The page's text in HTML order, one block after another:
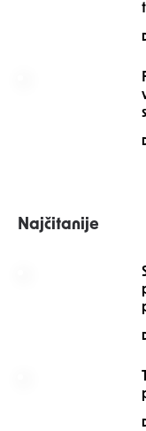
Najčitanije